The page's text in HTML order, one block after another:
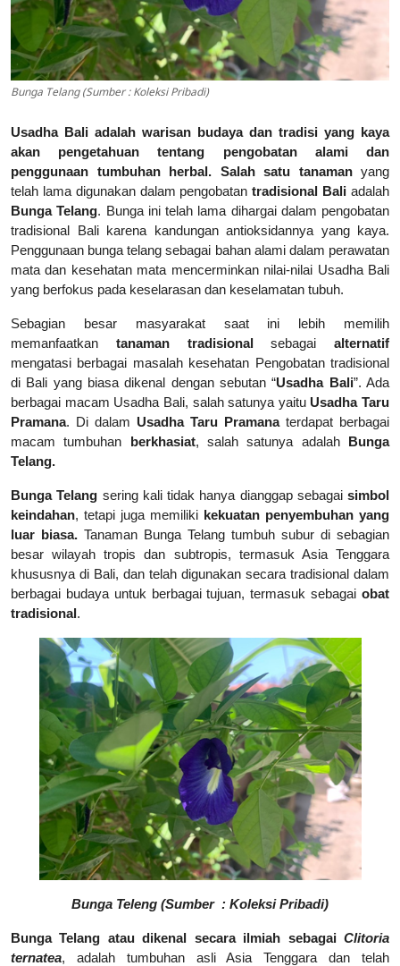
Bunga Telang (Sumber : Koleksi Pribadi)
Usadha Bali adalah warisan budaya dan tradisi yang kaya
akan pengetahuan tentang pengobatan alami dan
penggunaan tumbuhan herbal. Salah satu tanamanyang
telah lama digunakan dalam pengobatantradisional Bali adalah
Bunga Telang. Bunga ini telah lama dihargai dalam pengobatan
tradisional Bali karena kandungan antioksidannya yang kaya.
Penggunaan bunga telang sebagai bahan alami dalam perawatan
mata dan kesehatan mata mencerminkan nilai-nilai Usadha Bali
yang berfokus pada keselarasan dan keselamatan tubuh.
Sebagian besar masyarakat saat ini lebih memilih
memanfaatkan tanaman tradisionalsebagai alternatif
mengatasi berbagai masalah kesehatan Pengobatan tradisional
di Bali yang biasa dikenal dengan sebutan “Usadha Bali”. Ada
berbagai macam Usadha Bali, salah satunya yaitu Usadha Taru
Pramana. Di dalam Usadha Taru Pramanaterdapat berbagai
macam tumbuhan berkhasiat, salah satunya adalahBunga
Telang.
Bunga Telang sering kali tidak hanya dianggap sebagai simbol
keindahan, tetapi juga memiliki kekuatan penyembuhan yang
luar biasa. Tanaman Bunga Telang tumbuh subur di sebagian
besar wilayah tropis dan subtropis, termasuk Asia Tenggara
khususnya di Bali, dan telah digunakan secara tradisional dalam
berbagai budaya untuk berbagai tujuan, termasuk sebagai obat
tradisional.
Bunga Teleng (Sumber : Koleksi Pribadi)
Bunga Telang atau dikenal secara ilmiah sebagai Clitoria
ternatea, adalah tumbuhan asli Asia Tenggara dan telah